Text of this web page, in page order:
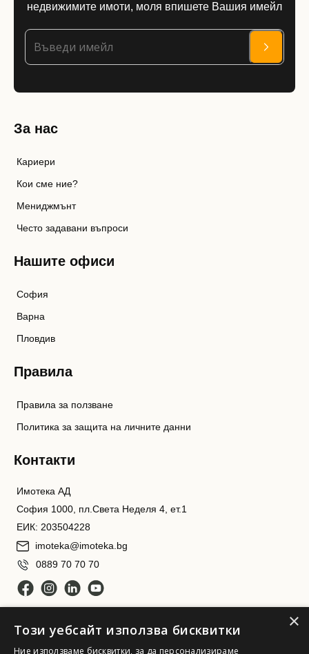
недвижимите имоти, моля впишете Вашия имейл
За нас
Кариери
Кои сме ние?
Мениджмънт
Често задавани въпроси
Нашите офиси
София
Варна
Пловдив
Правила
Правила за ползване
Политика за защита на личните данни
Контакти
Имотека АД
София 1000, пл.Света Неделя 4, ет.1
ЕИК: 203504228
imoteka@imoteka.bg
0889 70 70 70
×
Този уебсайт използва бисквитки
Ние използваме бисквитки, за да персонализираме